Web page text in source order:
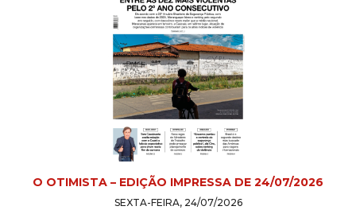
O OTIMISTA – EDIÇÃO IMPRESSA DE 24/07/2026
SEXTA-FEIRA, 24/07/2026